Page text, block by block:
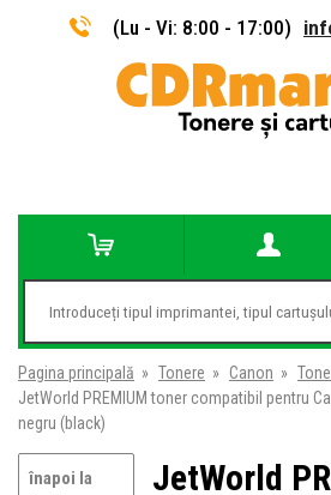
(Lu - Vi: 8:00 - 17:00)
Pagina principală » Tonere » Canon »
JetWorld PREMIUM toner compatibil pentru
negru (black)
înapoi la
JetWorld